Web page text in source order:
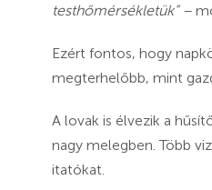
testhőmérsékletük” –
Ezért fontos, hogy
megterhelőbb, mint
A lovak is élvezik a
nagy melegben. Több
itatókat.